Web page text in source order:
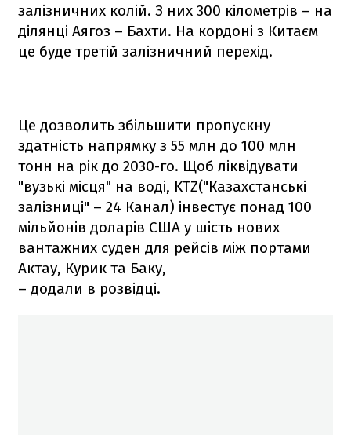
залізничних колій. З них 300 кілометрів – на
ділянці Аягоз – Бахти. На кордоні з Китаєм
це буде третій залізничний перехід.
Це дозволить збільшити пропускну
здатність напрямку з 55 млн до 100 млн
тонн на рік до 2030-го. Щоб ліквідувати
"вузькі місця" на воді, KTZ("Казахстанські
залізниці" – 24 Канал) інвестує понад 100
мільйонів доларів США у шість нових
вантажних суден для рейсів між портами
Актау, Курик та Баку,
– додали в розвідці.